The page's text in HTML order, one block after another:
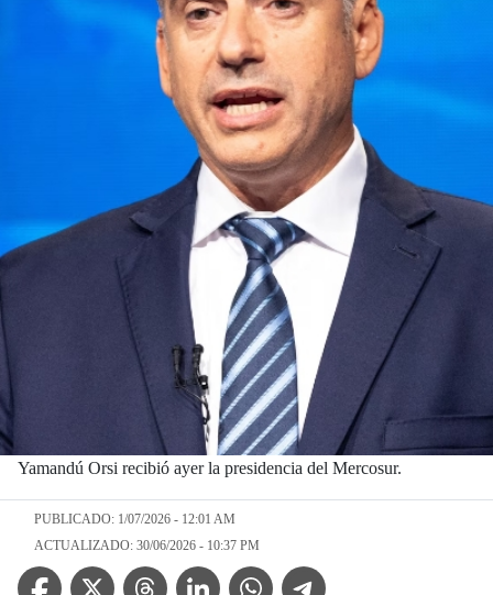
Yamandú Orsi recibió ayer la presidencia del Mercosur.
PUBLICADO: 1/07/2026 - 12:01 AM
ACTUALIZADO: 30/06/2026 - 10:37 PM
Facebook IconTwitter IconThreads IconLinkedin IconWhatsApp IconTelegram Icon